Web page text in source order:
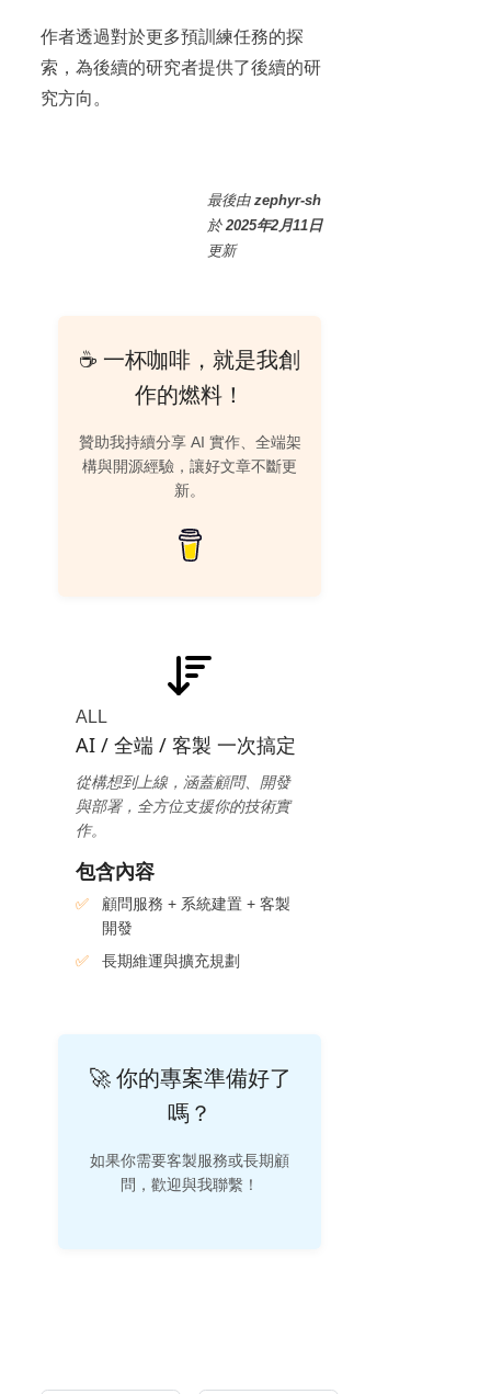
作者透過對於更多預訓練任務的探
索，為後續的研究者提供了後續的研
究方向。
最後由zephyr-sh
於2025年2月11日
更新
☕ 一杯咖啡，就是我創
作的燃料！
贊助我持續分享 AI 實作、全端架
構與開源經驗，讓好文章不斷更
新。
ALL
AI / 全端 / 客製 一次搞定
從構想到上線，涵蓋顧問、開發
與部署，全方位支援你的技術實
作。
包含內容
顧問服務 + 系統建置 + 客製
開發
長期維運與擴充規劃
🚀 你的專案準備好了
嗎？
如果你需要客製服務或長期顧
問，歡迎與我聯繫！